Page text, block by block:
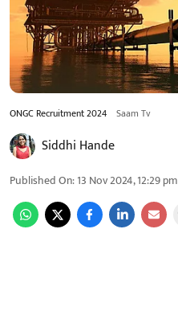
ONGC Recruitment 2024 Saam Tv
Siddhi Hande
Published On:13 Nov 2024, 12:29 pm